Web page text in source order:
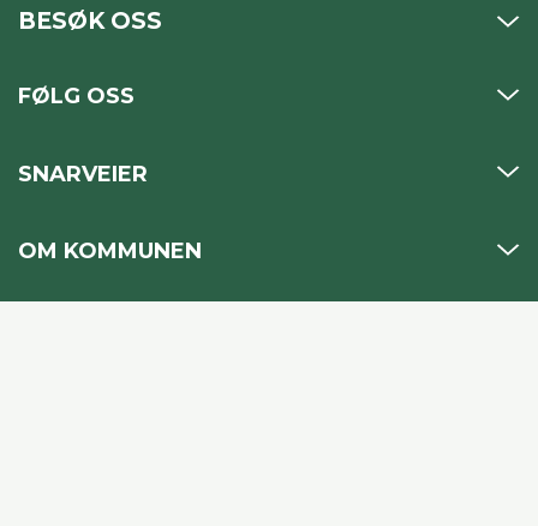
BESØK OSS
FØLG OSS
SNARVEIER
OM KOMMUNEN